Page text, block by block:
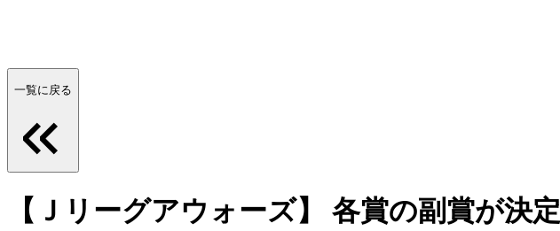
一覧に戻る
【Ｊリーグアウォーズ】 各賞の副賞が決定